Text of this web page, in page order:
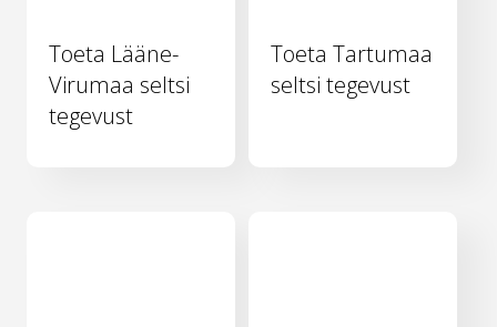
Toeta Lääne-
Virumaa seltsi
tegevust
Toeta Tartumaa
seltsi tegevust